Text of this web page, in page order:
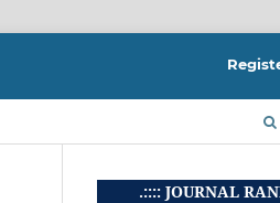
.:::: JOURNAL